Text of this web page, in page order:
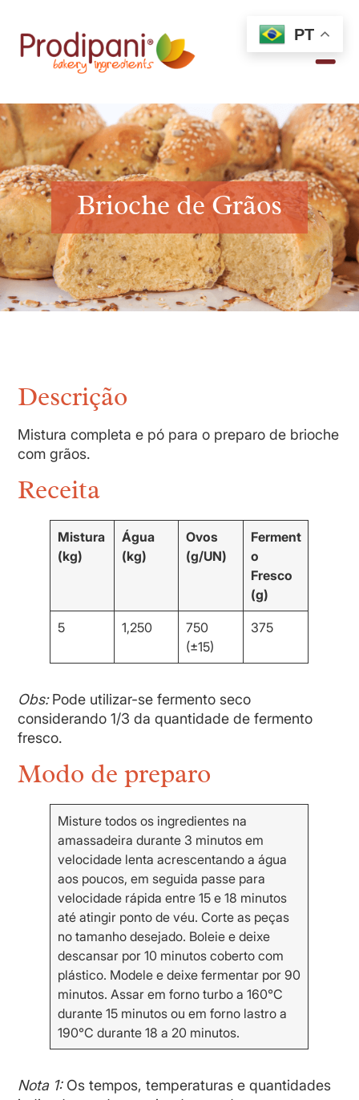
Brioche de Grãos
Descrição
Mistura completa e pó para o preparo de brioche
com grãos.
Receita
Mistura
(kg)
Água
(kg)
Ovos
(g/UN)
Ferment
o
Fresco
(g)
5 1,250
750
(±15)
375
Obs: Pode utilizar-se fermento seco
considerando 1/3 da quantidade de fermento
fresco.
Modo de preparo
Misture todos os ingredientes na
amassadeira durante 3 minutos em
velocidade lenta acrescentando a água
aos poucos, em seguida passe para
velocidade rápida entre 15 e 18 minutos
até atingir ponto de véu. Corte as peças
no tamanho desejado. Boleie e deixe
descansar por 10 minutos coberto com
plástico. Modele e deixe fermentar por 90
minutos. Assar em forno turbo a 160°C
durante 15 minutos ou em forno lastro a
190°C durante 18 a 20 minutos.
Nota 1:Os tempos, temperaturas e quantidades
PT